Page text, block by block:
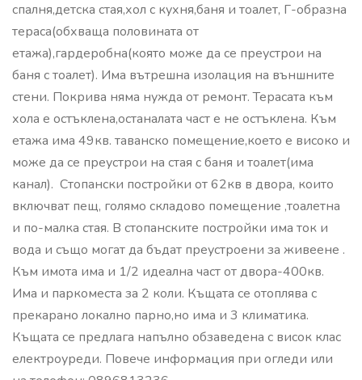
спалня,детска стая,хол с кухня,баня и тоалет, Г-образна
тераса(обхваща половината от
етажа),гардеробна(която може да се преустрои на
баня с тоалет). Има вътрешна изолация на външните
стени. Покрива няма нужда от ремонт. Терасата към
хола е остъклена,останалата част е не остъклена. ️Към
етажа има 49кв. таванско помещение,което е високо и
може да се преустрои на стая с баня и тоалет(има
канал). ️ Стопански постройки от 62кв в двора, които
включват пещ, голямо складово помещение ,тоалетна
и по-малка стая. В стопанските постройки има ток и
вода и също могат да бъдат преустроени за живеене .
️Към имота има и 1/2 идеална част от двора-400кв.
Има и паркоместа за 2 коли. ️Къщата се отоплява с
прекарано локално парно,но има и 3 климатика.
️Къщата се предлага напълно обзаведена с висок клас
електроуреди. Повече информация при огледи или